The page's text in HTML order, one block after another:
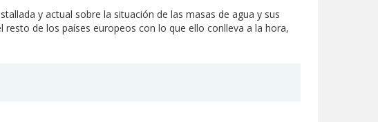
y actual sobre la situación de las masas de agua y sus
de los países europeos con lo que ello conlleva a la hora,